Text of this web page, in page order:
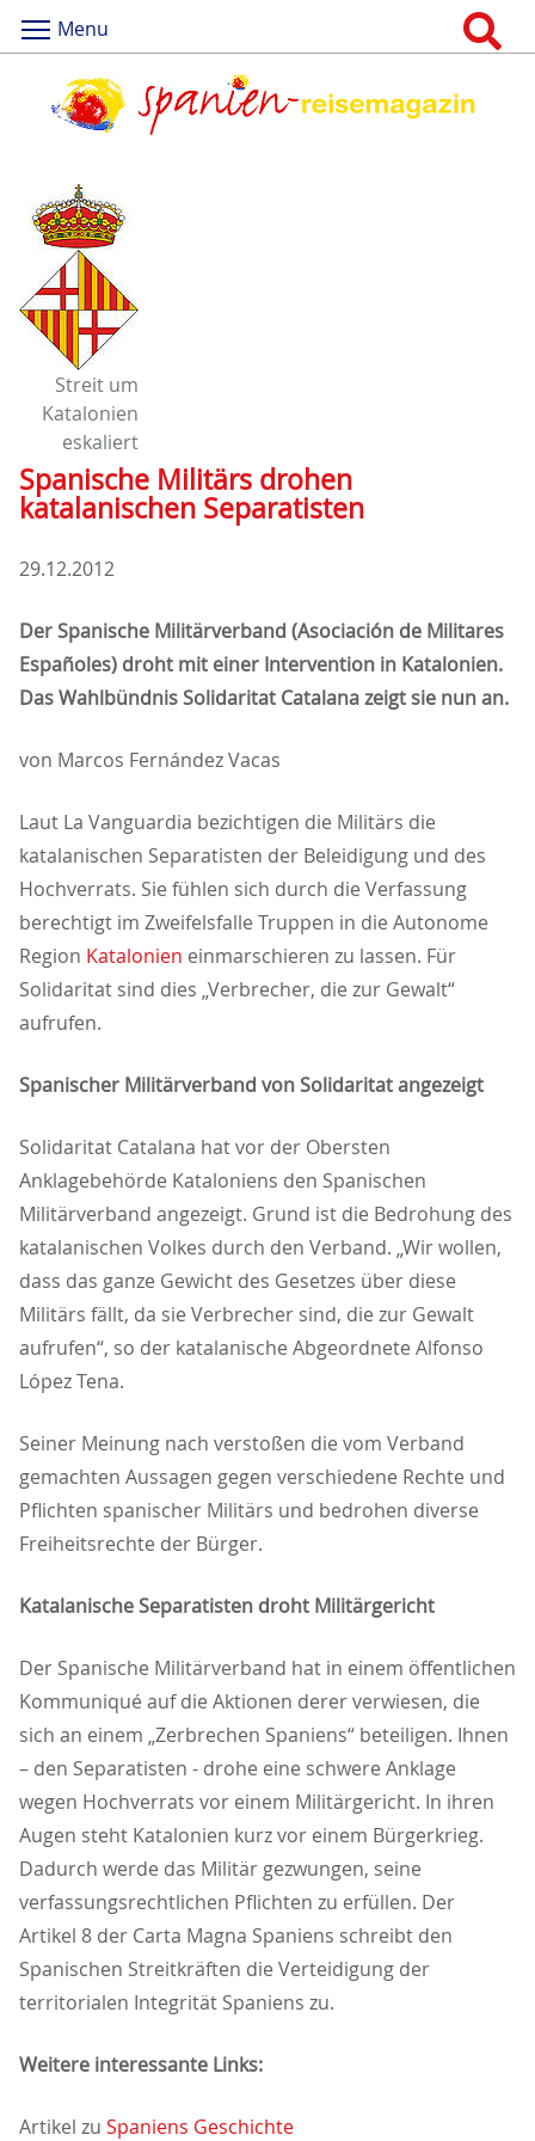
Menu
Streit um
Katalonien
eskaliert
Spanische Militärs drohen
katalanischen Separatisten
29.12.2012
Der Spanische Militärverband (Asociación de Militares
Españoles) droht mit einer Intervention in Katalonien.
Das Wahlbündnis Solidaritat Catalana zeigt sie nun an.
von Marcos Fernández Vacas
Laut La Vanguardia bezichtigen die Militärs die
katalanischen Separatisten der Beleidigung und des
Hochverrats. Sie fühlen sich durch die Verfassung
berechtigt im Zweifelsfalle Truppen in die Autonome
Region Katalonien einmarschieren zu lassen. Für
Solidaritat sind dies „Verbrecher, die zur Gewalt“
aufrufen.
Spanischer Militärverband von Solidaritat angezeigt
Solidaritat Catalana hat vor der Obersten
Anklagebehörde Kataloniens den Spanischen
Militärverband angezeigt. Grund ist die Bedrohung des
katalanischen Volkes durch den Verband. „Wir wollen,
dass das ganze Gewicht des Gesetzes über diese
Militärs fällt, da sie Verbrecher sind, die zur Gewalt
aufrufen“, so der katalanische Abgeordnete Alfonso
López Tena.
Seiner Meinung nach verstoßen die vom Verband
gemachten Aussagen gegen verschiedene Rechte und
Pflichten spanischer Militärs und bedrohen diverse
Freiheitsrechte der Bürger.
Katalanische Separatisten droht Militärgericht
Der Spanische Militärverband hat in einem öffentlichen
Kommuniqué auf die Aktionen derer verwiesen, die
sich an einem „Zerbrechen Spaniens“ beteiligen. Ihnen
– den Separatisten - drohe eine schwere Anklage
wegen Hochverrats vor einem Militärgericht. In ihren
Augen steht Katalonien kurz vor einem Bürgerkrieg.
Dadurch werde das Militär gezwungen, seine
verfassungsrechtlichen Pflichten zu erfüllen. Der
Artikel 8 der Carta Magna Spaniens schreibt den
Spanischen Streitkräften die Verteidigung der
territorialen Integrität Spaniens zu.
Weitere interessante Links:
Artikel zu Spaniens Geschichte